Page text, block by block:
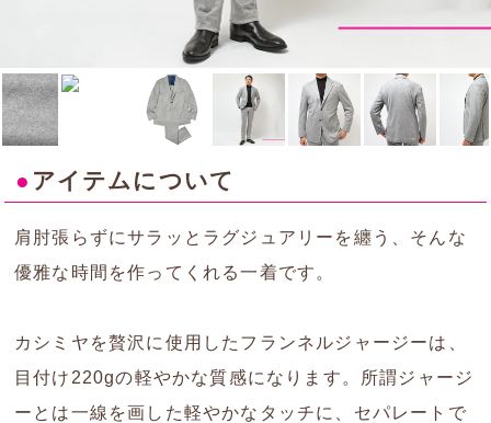
● アイテムについて
肩肘張らずにサラッとラグジュアリーを纏う、そんな
優雅な時間を作ってくれる一着です。
カシミヤを贅沢に使用したフランネルジャージーは、
目付け220gの軽やかな質感になります。所謂ジャージ
ーとは一線を画した軽やかなタッチに、セパレートで